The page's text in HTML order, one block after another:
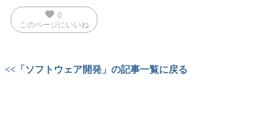
favorite 0
このページにいいね
<<「ソフトウェア開発」の記事一覧に戻る